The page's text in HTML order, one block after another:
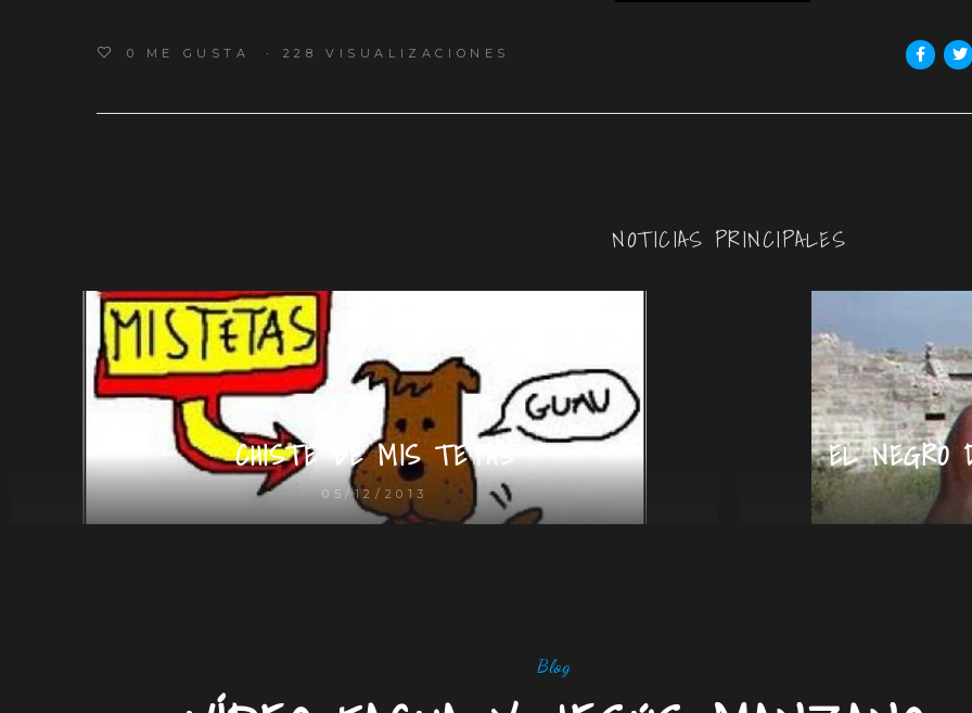
0 ME GUSTA 228 VISUALIZACIONES
NOTICIAS PRINCIPALES
CHISTE DE MIS TETAS
05/12/2013
EL NEGRO
Blog